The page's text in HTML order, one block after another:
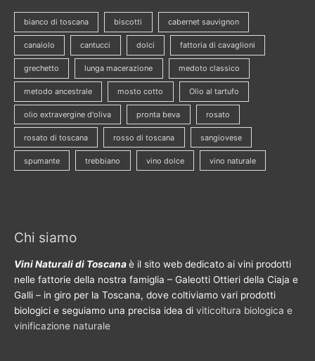
bianco di toscana biscotti cabernet sauvignon
canaiolo cantucci dolci fattoria di cavaglioni
grechetto lunga macerazione medoto classico
metodo ancestrale mosto cotto Olio al tartufo
olio extravergine d'oliva pronta beva rosato
rosato di toscana rosso di toscana sangiovese
spumante trebbiano vino dolce vino naturale
Chi siamo
Vini Naturali di Toscanaè il sito web dedicato ai vini prodotti
nelle fattorie della nostra famiglia – Galeotti Ottieri della Ciaja e
Galli – in giro per la Toscana, dove coltiviamo vari prodotti
biologici e seguiamo una precisa idea di viticoltura biologica e
vinificazione naturale